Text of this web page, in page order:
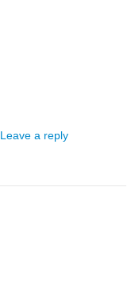
Leave a reply